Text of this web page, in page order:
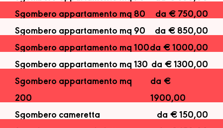
Sgombero appartamento mq 80
da € 750,00
Sgombero appartamento mq 90
da € 850,00
Sgombero appartamento mq 100da € 1000,00
Sgombero appartamento mq 130 da € 1300,00
Sgombero appartamento mq
200
da €
1900,00
Sgombero cameretta
da € 150,00